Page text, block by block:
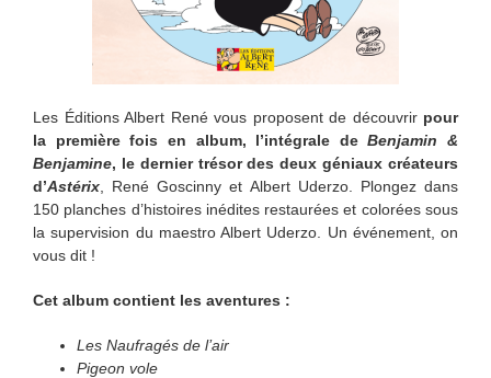
Les Éditions Albert René vous proposent de découvrir pour
la première fois en album, l’intégrale deBenjamin &
Benjamine, le dernier trésor des deux géniaux créateurs
d’Astérix , René Goscinny et Albert Uderzo. Plongez dans
150 planches d’histoires inédites restaurées et colorées sous
la supervision du maestro Albert Uderzo. Un événement, on
vous dit !
Cet album contient les aventures :
Les Naufragés de l’air
Pigeon vole